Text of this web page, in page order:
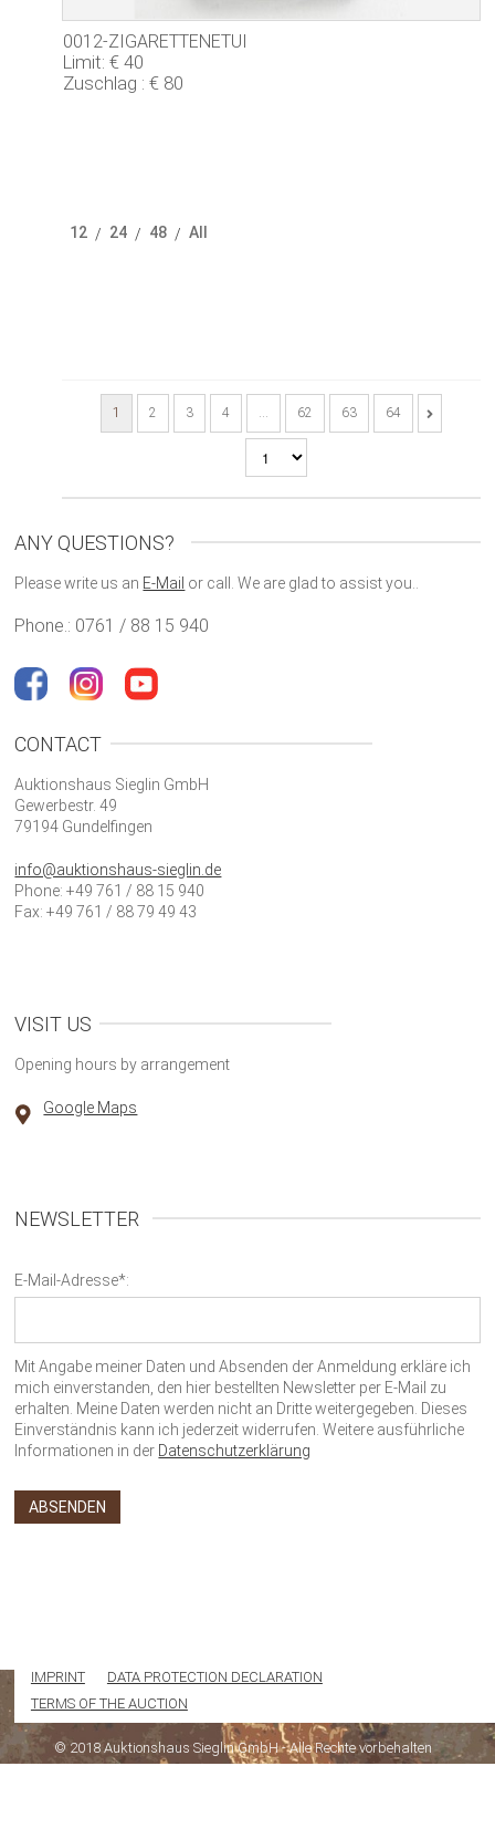
0012-ZIGARETTENETUI
Limit: € 40
Zuschlag : € 80
12 / 24 / 48 / All
1 2 3 4 … 62 63 64
ANY QUESTIONS?
Please write us an E-Mail or call. We are glad to assist you..
Phone.: 0761 / 88 15 940
CONTACT
Auktionshaus Sieglin GmbH
Gewerbestr. 49
79194 Gundelfingen
info@auktionshaus-sieglin.de
Phone: +49 761 / 88 15 940
Fax: +49 761 / 88 79 49 43
VISIT US
Opening hours by arrangement
Google Maps
NEWSLETTER
E-Mail-Adresse*:
Mit Angabe meiner Daten und Absenden der Anmeldung erkläre ich
mich einverstanden, den hier bestellten Newsletter per E-Mail zu
erhalten. Meine Daten werden nicht an Dritte weitergegeben. Dieses
Einverständnis kann ich jederzeit widerrufen. Weitere ausführliche
Informationen in der Datenschutzerklärung
IMPRINT
DATA PROTECTION DECLARATION
TERMS OF THE AUCTION
© 2018 Auktionshaus Sieglin GmbH - Alle Rechte vorbehalten